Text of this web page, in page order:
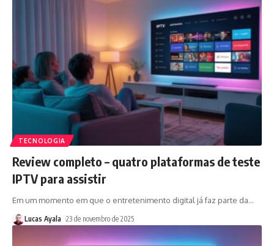
TECNOLOGIA
Review completo – quatro plataformas de teste
IPTV para assistir
Em um momento em que o entretenimento digital já faz parte da…
Lucas Ayala 23 de novembro de 2025